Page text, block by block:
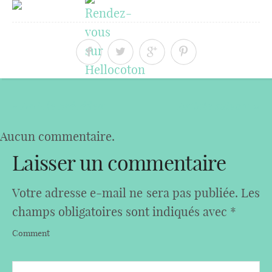
Aucun commentaire.
Laisser un commentaire
Votre adresse e-mail ne sera pas publiée. Les
champs obligatoires sont indiqués avec *
Comment